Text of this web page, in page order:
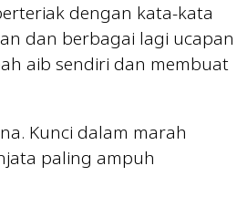
dengan kata-kata
dan berbagai lagi ucapan
aib sendiri dan membuat
Kunci dalam marah
paling ampuh